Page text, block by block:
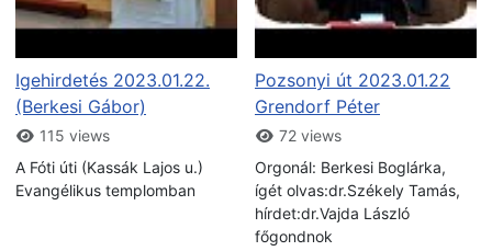
Igehirdetés 2023.01.22.
(Berkesi Gábor)
115 views
A Fóti úti (Kassák Lajos u.)
Evangélikus templomban
Pozsonyi út 2023.01.22
Grendorf Péter
72 views
Orgonál: Berkesi Boglárka,
ígét olvas:dr.Székely Tamás,
hírdet:dr.Vajda László
főgondnok